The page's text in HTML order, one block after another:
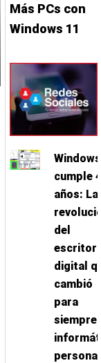
Más PCs con
Windows 11
Windows
cumple
años: La
del
digital
cambió
para
siempre
personal